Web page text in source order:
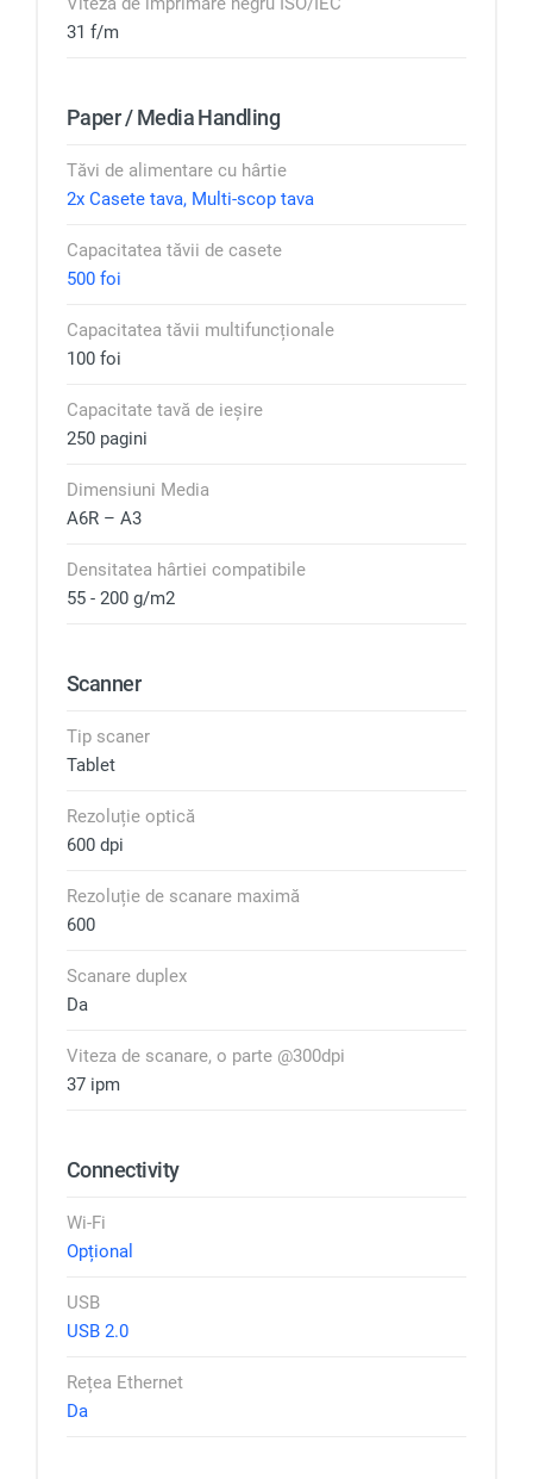
31 f/m
Paper / Media Handling
Tăvi de alimentare cu hârtie
2x Casete tava, Multi-scop tava
Capacitatea tăvii de casete
500 foi
Capacitatea tăvii multifuncționale
100 foi
Capacitate tavă de ieșire
250 pagini
Dimensiuni Media
A6R – A3
Densitatea hârtiei compatibile
55 - 200 g/m2
Scanner
Tip scaner
Tablet
Rezoluție optică
600 dpi
Rezoluție de scanare maximă
600
Scanare duplex
Da
Viteza de scanare, o parte @300dpi
37 ipm
Connectivity
Wi-Fi
Opțional
USB
USB 2.0
Rețea Ethernet
Da